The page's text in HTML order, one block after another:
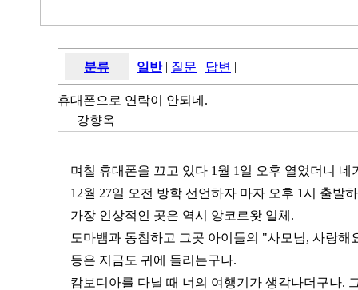
분류 일반 | 질문 | 답변 |
휴대폰으로 연락이 안되네.
강향옥
며칠 휴대폰을 끄고 있다 1월 1일 오후 열었더니 네
12월 27일 오전 방학 선언하자 마자 오후 1시 출발
가장 인상적인 곳은 역시 앙코르왓 일체.
도마뱀과 동침하고 그곳 아이들의 "사모님, 사랑
등은 지금도 귀에 들리는구나.
캄보디아를 다닐 때 너의 여행기가 생각나더구나.